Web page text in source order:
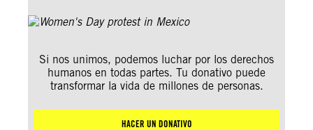
Si nos unimos, podemos luchar por los derechos
humanos en todas partes. Tu donativo puede
transformar la vida de millones de personas.
HACER UN DONATIVO